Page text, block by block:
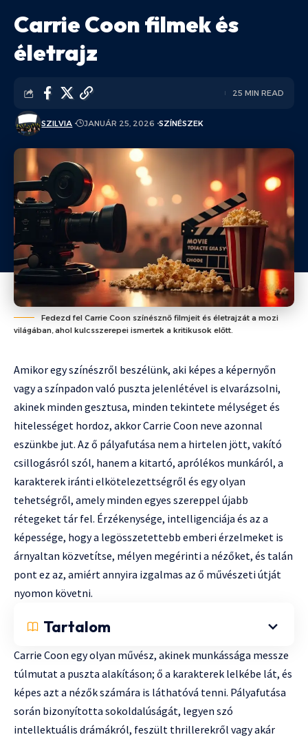
Carrie Coon filmek és
életrajz
SZILVIA JANUÁR 25, 2026 SZÍNÉSZEK
25 MIN READ
Fedezd fel Carrie Coon színésznő filmjeit és életrajzát a mozi
világában, ahol kulcsszerepei ismertek a kritikusok előtt.
Amikor egy színészről beszélünk, aki képes a képernyőn
vagy a színpadon való puszta jelenlétével is elvarázsolni,
akinek minden gesztusa, minden tekintete mélységet és
hitelességet hordoz, akkor Carrie Coon neve azonnal
eszünkbe jut. Az ő pályafutása nem a hirtelen jött, vakító
csillogásról szól, hanem a kitartó, aprólékos munkáról, a
karakterek iránti elkötelezettségről és egy olyan
tehetségről, amely minden egyes szereppel újabb
rétegeket tár fel. Érzékenysége, intelligenciája és az a
képessége, hogy a legösszetettebb emberi érzelmeket is
árnyaltan közvetítse, mélyen megérinti a nézőket, és talán
pont ez az, amiért annyira izgalmas az ő művészeti útját
nyomon követni.
Tartalom
Carrie Coon egy olyan művész, akinek munkássága messze
túlmutat a puszta alakításon; ő a karakterek lelkébe lát, és
képes azt a nézők számára is láthatóvá tenni. Pályafutása
során bizonyította sokoldalúságát, legyen szó
intellektuális drámákról, feszült thrillerekről vagy akár